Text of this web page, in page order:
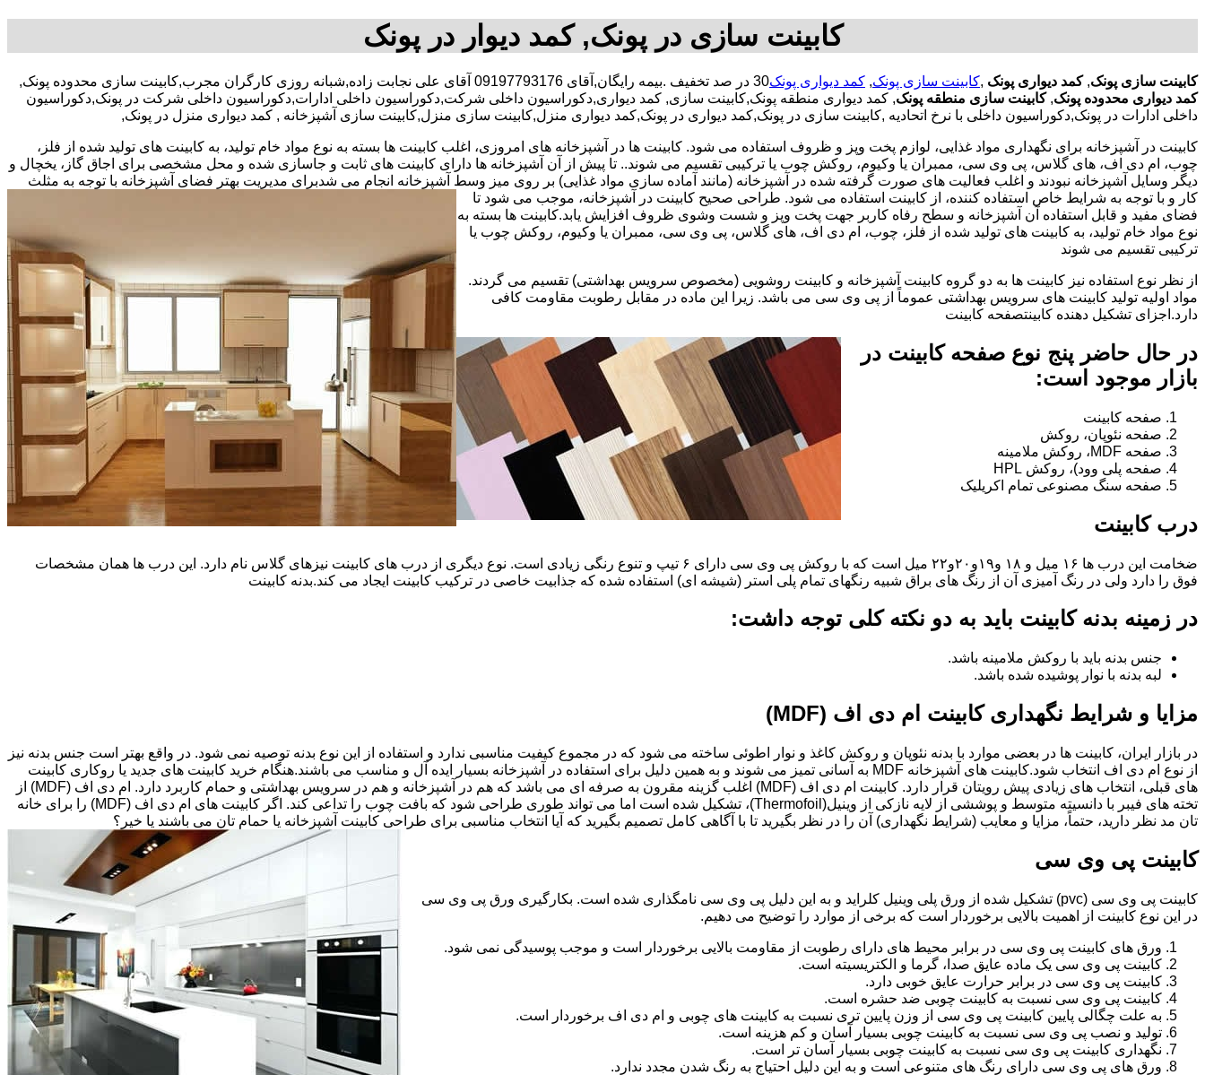
کابینت سازی در پونک, کمد دیوار در پونک
کابینت سازی پونک,کمد دیواری پونک ,کابینت سازی پونک, کمد دیواری پونک30 در صد تخفیف .بیمه رایگان,آقای 09197793176 آقای علی نجابت زاده,شبانه روزی کارگران مجرب,کابینت سازی محدوده پونک,
کمد دیواری محدوده پونک, کابینت سازی منطقه پونک, کمد دیواری منطقه پونک,کابینت سازی, کمد دیواری,دکوراسیون داخلی شرکت,دکوراسیون داخلی ادارات,دکوراسیون داخلی شرکت در پونک,دکوراسیون
داخلی ادارات در پونک,دکوراسیون داخلی با نرخ اتحادیه ,کابینت سازی در پونک,کمد دیواری در پونک,کمد دیواری منزل,کابینت سازی منزل,کابینت سازی آشپزخانه , کمد دیواری منزل در پونک,
کابینت در آشپزخانه برای نگهداری مواد غذایی، لوازم پخت وپز و ظروف استفاده می شود. کابینت ها در آشپزخانه های امروزی، اغلب کابینت ها بسته به نوع مواد خام تولید، به کابینت های تولید شده از فلز،
چوب، ام دی اف، های گلاس، پی وی سی، ممبران یا وکیوم، روکش چوب یا ترکیبی تقسیم می شوند.. تا پیش از آن آشپزخانه ها دارای کابینت های ثابت و جاسازی شده و محل مشخصی برای اجاق گاز، یخچال و
دیگر وسایل آشپزخانه نبودند و اغلب فعالیت های صورت گرفته شده در آشپزخانه (مانند آماده سازی مواد غذایی) بر روی میز وسط آشپزخانه انجام می شدبرای مدیریت بهتر فضای آشپزخانه با توجه به مثلث
کار و با توجه به شرایط خاص استفاده کننده، از کابینت استفاده می شود. طراحی صحیح کابینت در آشپزخانه، موجب می شود تا
فضای مفید و قابل استفاده آن آشپزخانه و سطح رفاه کاربر جهت پخت وپز و شست وشوی ظروف افزایش یابد.کابینت ها بسته به
نوع مواد خام تولید، به کابینت های تولید شده از فلز، چوب، ام دی اف، های گلاس، پی وی سی، ممبران یا وکیوم، روکش چوب یا
ترکیبی تقسیم می شوند
از نظر نوع استفاده نیز کابینت ها به دو گروه کابینت آشپزخانه و کابینت روشویی (مخصوص سرویس بهداشتی) تقسیم می گردند.
مواد اولیه تولید کابینت های سرویس بهداشتی عموماً از پی وی سی می باشد. زیرا این ماده در مقابل رطوبت مقاومت کافی
دارد.اجزای تشکیل دهنده کابینتصفحه کابینت
در حال حاضر پنج نوع صفحه کابینت در
بازار موجود است:
صفحه کابینت
صفحه نئوپان، روکش
صفحه MDF، روکش ملامینه
صفحه پلی وود)، روکش HPL
صفحه سنگ مصنوعی تمام اکریلیک
درب کابینت
ضخامت این درب ها ۱۶ میل و ۱۸ و١٩و٢٠و٢٢ میل است که با روکش پی وی سی دارای ۶ تیپ و تنوع رنگی زیادی است. نوع دیگری از درب های کابینت نیزهای گلاس نام دارد. این درب ها همان مشخصات
فوق را دارد ولی در رنگ آمیزی آن از رنگ های براق شبیه رنگهای تمام پلی استر (شیشه ای) استفاده شده که جذابیت خاصی در ترکیب کابینت ایجاد می کند.بدنه کابینت
در زمینه بدنه کابینت باید به دو نکته کلی توجه داشت:
جنس بدنه باید با روکش ملامینه باشد.
لبه بدنه با نوار پوشیده شده باشد.
مزایا و شرایط نگهداری کابینت ام دی اف (MDF)
در بازار ایران، کابینت ها در بعضی موارد با بدنه نئوپان و روکش کاغذ و نوار اطوئی ساخته می شود که در مجموع کیفیت مناسبی ندارد و استفاده از این نوع بدنه توصیه نمی شود. در واقع بهتر است جنس بدنه نیز
از نوع ام دی اف انتخاب شود.کابینت های آشپزخانه MDF به آسانی تمیز می شوند و به همین دلیل برای استفاده در آشپزخانه بسیار ایده آل و مناسب می باشند.هنگام خرید کابینت های جدید یا روکاری کابینت
های قبلی، انتخاب های زیادی پیش رویتان قرار دارد. کابینت ام دی اف (MDF) اغلب گزینه مقرون به صرفه ای می باشد که هم در آشپزخانه و هم در سرویس بهداشتی و حمام کاربرد دارد. ام دی اف (MDF) از
تخته های فیبر با دانسیته متوسط و پوششی از لایه نازکی از وینیل(Thermofoil)، تشکیل شده است اما می تواند طوری طراحی شود که بافت چوب را تداعی کند. اگر کابینت های ام دی اف (MDF) را برای خانه
تان مد نظر دارید، حتماً، مزایا و معایب (شرایط نگهداری) آن را در نظر بگیرید تا با آگاهی کامل تصمیم بگیرید که آیا انتخاب مناسبی برای طراحی کابینت آشپزخانه یا حمام تان می باشند یا خیر؟
کابینت پی وی سی
کابینت پی وی سی (pvc) تشکیل شده از ورق پلی وینیل کلراید و به این دلیل پی وی سی نامگذاری شده است. بکارگیری ورق پی وی سی
در این نوع کابینت از اهمیت بالایی برخوردار است که برخی از موارد را توضیح می دهیم.
ورق های کابینت پی وی سی در برابر محیط های دارای رطوبت از مقاومت بالایی برخوردار است و موجب پوسیدگی نمی شود.
کابینت پی وی سی یک ماده عایق صدا، گرما و الکتریسیته است.
کابینت پی وی سی در برابر حرارت عایق خوبی دارد.
کابینت پی وی سی نسبت به کابینت چوبی ضد حشره است.
به علت چگالی پایین کابینت پی وی سی از وزن پایین تری نسبت به کابینت های چوبی و ام دی اف برخوردار است.
تولید و نصب پی وی سی نسبت به کابینت چوبی بسیار آسان و کم هزینه است.
نگهداری کابینت پی وی سی نسبت به کابینت چوبی بسیار آسان تر است.
ورق های پی وی سی دارای رنگ های متنوعی است و به این دلیل احتیاج به رنگ شدن مجدد ندارد.